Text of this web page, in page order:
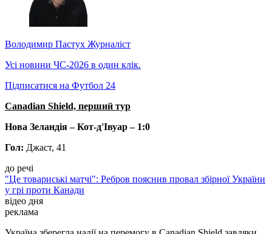
Володимир Пастух Журналіст
Усі новини ЧС-2026 в один клік.
Підписатися на Футбол 24
Canadian Shield, перший тур
Нова Зеландія – Кот-д'Івуар – 1:0
Гол: Джаст, 41
до речі
"Це товариські матчі": Ребров пояснив провал збірної України
у грі проти Канади
відео дня
реклама